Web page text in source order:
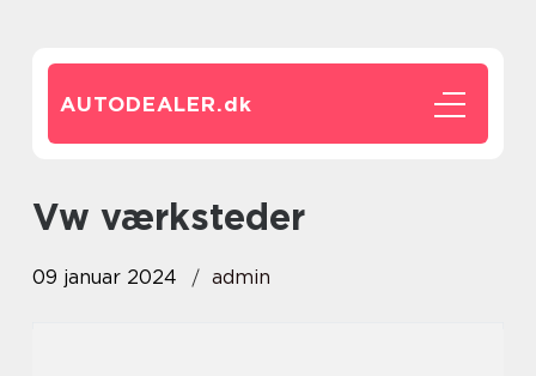
AUTODEALER.dk
vw værksteder
09 januar 2024 admin